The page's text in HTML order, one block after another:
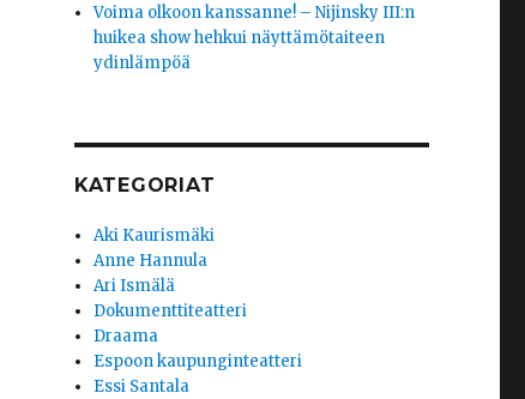
Voima olkoon kanssanne! – Nijinsky III:n
huikea show hehkui näyttämötaiteen
ydinlämpöä
KATEGORIAT
Aki Kaurismäki
Anne Hannula
Ari Ismälä
Dokumenttiteatteri
Draama
Espoon kaupunginteatteri
Essi Santala